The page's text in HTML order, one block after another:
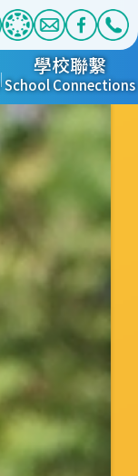
學校聯繫
School Connections